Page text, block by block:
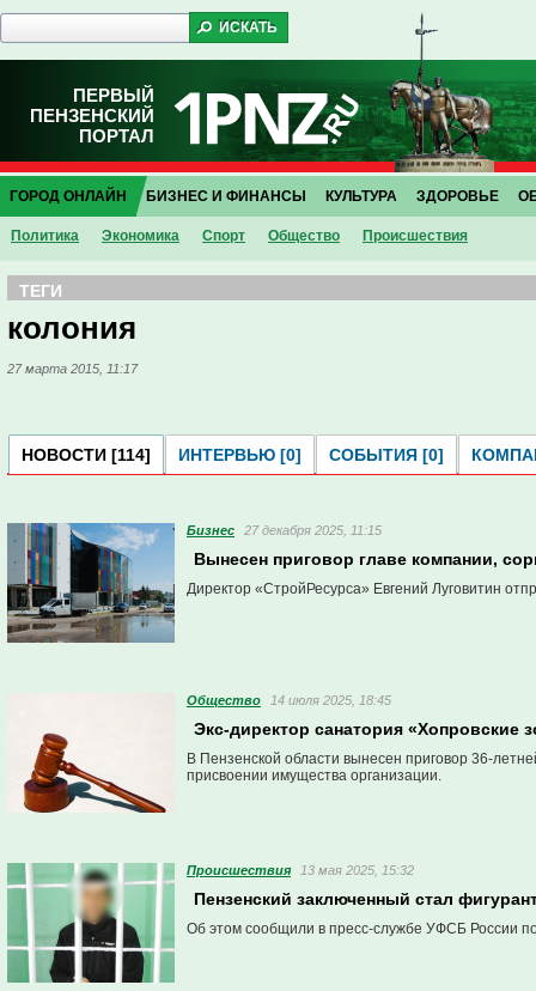
ПЕРВЫЙ
ПЕНЗЕНСКИЙ
ПОРТАЛ
ГОРОД ОНЛАЙН
Политика Экономика Спорт Общество Проиcшествия
БИЗНЕС И ФИНАНСЫ КУЛЬТУРА ЗДОРОВЬЕ
ТЕГИ
колония
27 марта 2015, 11:17
НОВОСТИ [114] ИНТЕРВЬЮ [0] СОБЫТИЯ [0]
Бизнес 27 декабря 2025, 11:15
Вынесен приговор главе компании,
Директор «СтройРесурса» Евгений Луговитин
Общество 14 июля 2025, 18:45
Экс-директор санатория «Хопровские
В Пензенской области вынесен приговор 36-
присвоении имущества организации.
Проиcшествия 13 мая 2025, 15:32
Пензенский заключенный стал
Об этом сообщили в пресс-службе УФСБ России